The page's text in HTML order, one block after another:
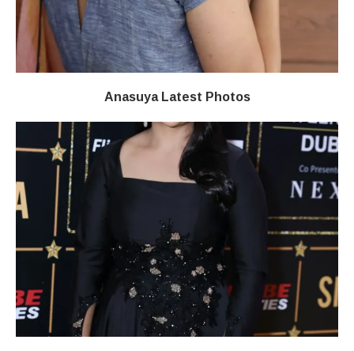
Anasuya Latest Photos